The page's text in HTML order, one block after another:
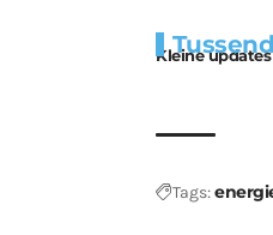
Kleine
kabouters
Tags: